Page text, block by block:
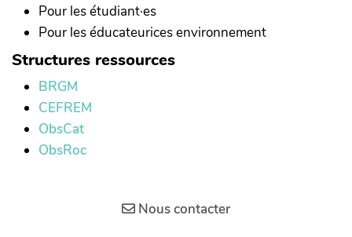
Pour les étudiant·es
Pour les éducateurices environnement
Structures ressources
BRGM
CEFREM
ObsCat
ObsRoc
Nous contacter